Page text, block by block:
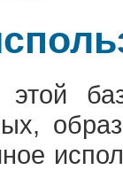
этой